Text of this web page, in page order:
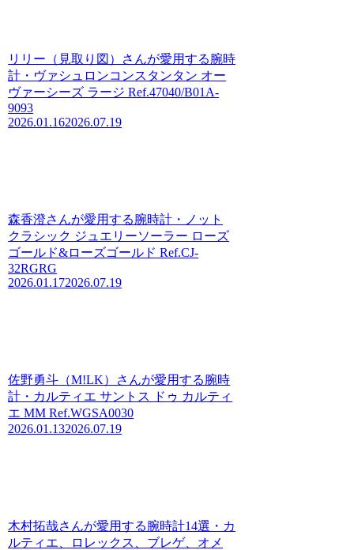
リリー（見取り図）さんが愛用する腕時
計・ヴァシュロンコンスタンタン オー
ヴァーシーズ ラージ Ref.47040/B01A-
9093
2026.01.162026.07.19
森香澄さんが愛用する腕時計・ノット
クラシック ジュエリーソーラー ローズ
ゴールド&ローズゴールド Ref.CJ-
32RGRG
2026.01.172026.07.19
佐野勇斗（M!LK）さんが愛用する腕時
計・カルティエ サントス ドゥ カルティ
エ MM Ref.WGSA0030
2026.01.132026.07.19
木村拓哉さんが愛用する腕時計14選・カ
ルティエ、ロレックス、ブレゲ、オメ